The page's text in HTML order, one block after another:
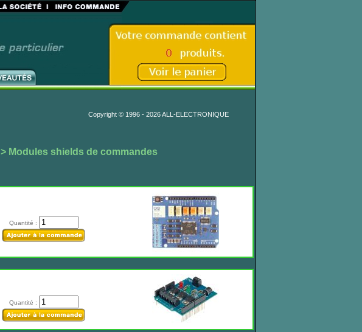
Copyright © 1996 - 2026 ALL-ELECTRONIQUE
> Modules shields de commandes
Quantité :
Quantité :